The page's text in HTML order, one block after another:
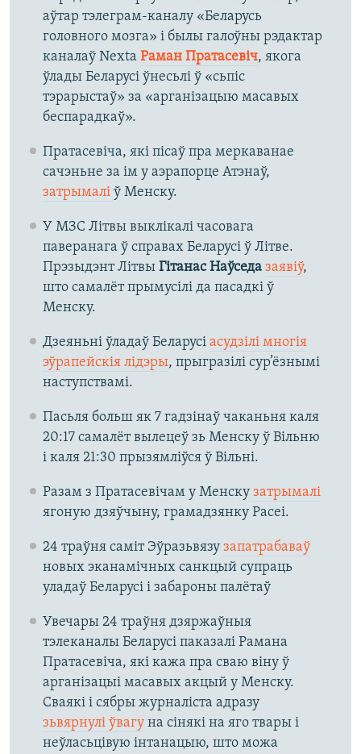
аўтар тэлеграм-каналу «Беларусь
головного мозга» і былы галоўны рэдактар
каналаў Nexta Раман Пратасевіч, якога
ўлады Беларусі ўнесьлі ў «сьпіс
тэрарыстаў» за «арганізацыю масавых
беспарадкаў».
Пратасевіча, які пісаў пра меркаванае
сачэньне за ім у аэрапорце Атэнаў,
затрымалі ў Менску.
У МЗС Літвы выклікалі часовага
паверанага ў справах Беларусі ў Літве.
Прэзыдэнт Літвы Гітанас Наўседа заявіў,
што самалёт прымусілі да пасадкі ў
Менску.
Дзеяньні ўладаў Беларусі асудзілі многія
эўрапейскія лідэры, прыгразілі сур’ёзнымі
наступствамі.
Пасьля больш як 7 гадзінаў чаканьня каля
20:17 самалёт вылецеў зь Менску ў Вільню
і каля 21:30 прызямліўся ў Вільні.
Разам з Пратасевічам у Менску затрымалі
ягоную дзяўчыну, грамадзянку Расеі.
24 траўня саміт Эўразьвязу запатрабаваў
новых эканамічных санкцый супраць
уладаў Беларусі і забароны палётаў
Увечары 24 траўня дзяржаўныя
тэлеканалы Беларусі паказалі Рамана
Пратасевіча, які кажа пра сваю віну ў
арганізацыі масавых акцый у Менску.
Сваякі і сябры журналіста адразу
зьвярнулі ўвагуна сінякі на яго твары і
неўласьцівую інтанацыю, што можа